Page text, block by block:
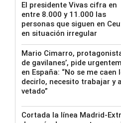
El presidente Vivas cifra en
entre 8.000 y 11.000 las
personas que siguen en
en situación irregular
Mario Cimarro,
de gavilanes’, pide
en España: “No se me
decirlo, necesito trabajar y
vetado”
Cortada la línea Madrid-